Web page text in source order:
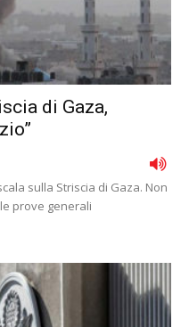
di Gaza,
sulla Striscia di Gaza. Non
prove generali